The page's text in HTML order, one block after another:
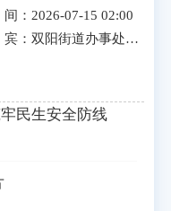
： 2026-07-15 02:00
： 双阳街道办事处主任赖添才 赖添才
民生安全防线